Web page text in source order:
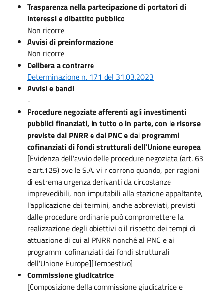
Trasparenza nella partecipazione di portatori di
interessi e dibattito pubblico
Non ricorre
Avvisi di preinformazione
Non ricorre
Delibera a contrarre
Determinazione n. 171 del 31.03.2023
Avvisi e bandi
-
Procedure negoziate afferenti agli investimenti
pubblici finanziati, in tutto o in parte, con le risorse
previste dal PNRR e dal PNC e dai programmi
cofinanziati di fondi strutturali dell'Unione europea
[Evidenza dell'avvio delle procedure negoziata (art. 63
e art.125) ove le S.A. vi ricorrono quando, per ragioni
di estrema urgenza derivanti da circostanze
imprevedibili, non imputabili alla stazione appaltante,
l'applicazione dei termini, anche abbreviati, previsti
dalle procedure ordinarie può compromettere la
realizzazione degli obiettivi o il rispetto dei tempi di
attuazione di cui al PNRR nonché al PNC e ai
programmi cofinanziati dai fondi strutturali
dell'Unione Europe][Tempestivo]
Commissione giudicatrice
[Composizione della commissione giudicatrice e